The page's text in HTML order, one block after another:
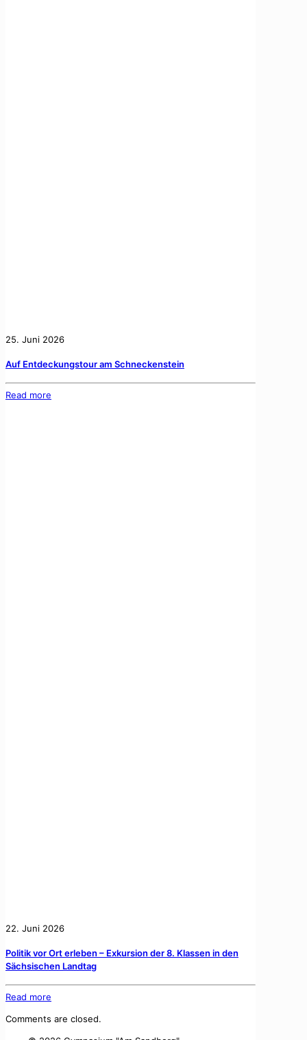
25. Juni 2026
Auf Entdeckungstour am Schneckenstein
Read more
22. Juni 2026
Politik vor Ort erleben – Exkursion der 8. Klassen in den
Sächsischen Landtag
Read more
Comments are closed.